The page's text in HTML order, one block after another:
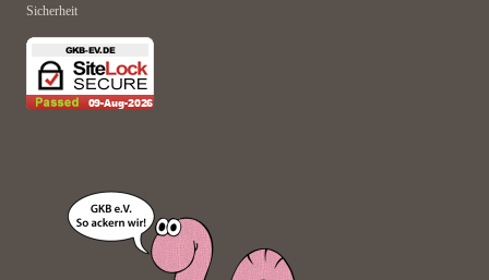
Sicherheit